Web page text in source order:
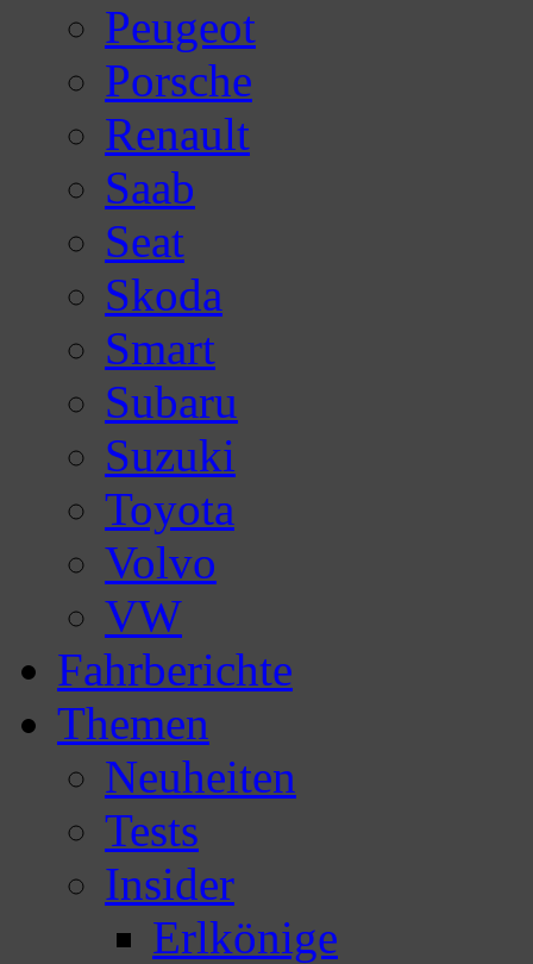
Peugeot
Porsche
Renault
Saab
Seat
Skoda
Smart
Subaru
Suzuki
Toyota
Volvo
VW
Fahrberichte
Themen
Neuheiten
Tests
Insider
Erlkönige